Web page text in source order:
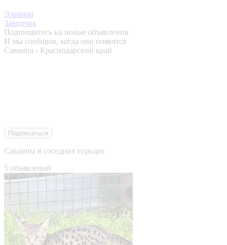
Эльвира
Заводчик
Подпишитесь на новые объявления
И мы сообщим, когда они появятся
Саванна - Краснодарский край
Подписаться
Саванны в соседних городах
5 объявлений